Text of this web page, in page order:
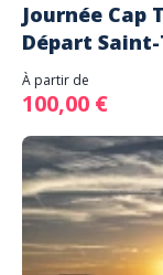
Journée
Départ
À partir de
100,00 €